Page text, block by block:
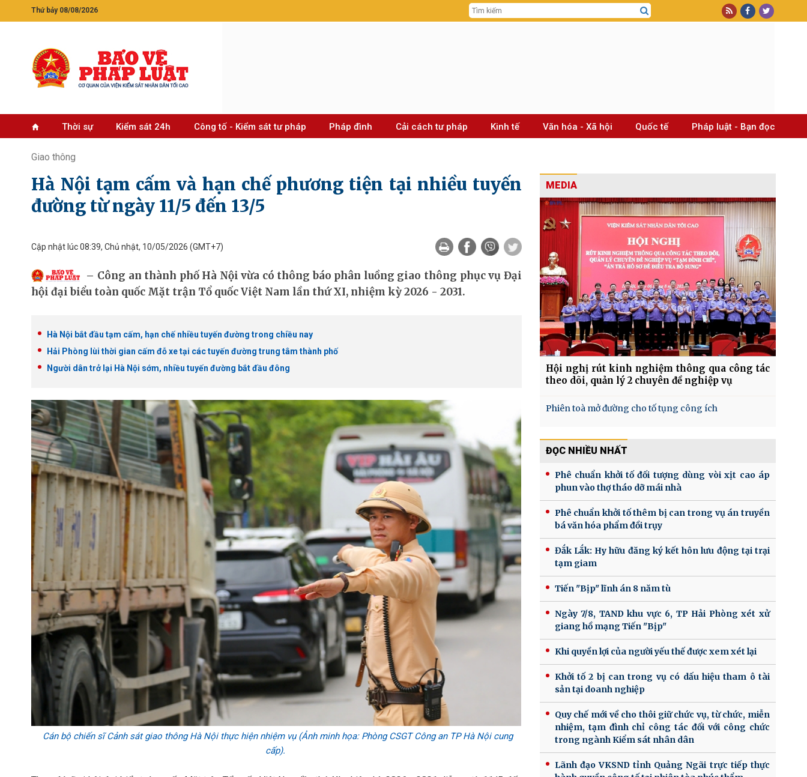
Thứ bảy 08/08/2026
Thời sự Kiểm sát 24h Công tố - Kiểm sát tư pháp Pháp đình Cải cách tư pháp Kinh tế Văn hóa - Xã hội Quốc tế Pháp luật - Bạn đọc
Giao thông
Hà Nội tạm cấm và hạn chế phương tiện tại nhiều tuyến
đường từ ngày 11/5 đến 13/5
Cập nhật lúc 08:39, Chủ nhật, 10/05/2026 (GMT+7)
Công an thành phố Hà Nội vừa có thông báo phân luồng giao thông phục vụ Đại
hội đại biểu toàn quốc Mặt trận Tổ quốc Việt Nam lần thứ XI, nhiệm kỳ 2026 - 2031.
Hà Nội bắt đầu tạm cấm, hạn chế nhiều tuyến đường trong chiều nay
Hải Phòng lùi thời gian cấm đỗ xe tại các tuyến đường trung tâm thành phố
Người dân trở lại Hà Nội sớm, nhiều tuyến đường bắt đầu đông
Cán bộ chiến sĩ Cảnh sát giao thông Hà Nội thực hiện nhiệm vụ (Ảnh minh họa: Phòng CSGT Công an TP Hà Nội cung
cấp).
MEDIA
Hội nghị rút kinh nghiệm thông qua công tác
theo dõi, quản lý 2 chuyên đề nghiệp vụ
Phiên toà mở đường cho tố tụng công ích
ĐỌC NHIỀU NHẤT
Phê chuẩn khởi tố đối tượng dùng vòi xịt cao áp
phun vào thợ tháo dỡ mái nhà
Phê chuẩn khởi tố thêm bị can trong vụ án truyền
bá văn hóa phẩm đồi trụy
Đắk Lắk: Hy hữu đăng ký kết hôn lưu động tại trại
tạm giam
Tiến "Bịp" lĩnh án 8 năm tù
Ngày 7/8, TAND khu vực 6, TP Hải Phòng xét xử
giang hồ mạng Tiến "Bịp"
Khi quyền lợi của người yếu thế được xem xét lại
Khởi tố 2 bị can trong vụ có dấu hiệu tham ô tài
sản tại doanh nghiệp
Quy chế mới về cho thôi giữ chức vụ, từ chức, miễn
nhiệm, tạm đình chỉ công tác đối với công chức
trong ngành Kiểm sát nhân dân
Lãnh đạo VKSND tỉnh Quảng Ngãi trực tiếp thực